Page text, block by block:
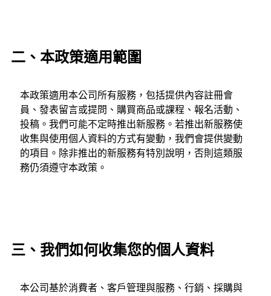
二、本政策適用範圍
本政策適用本公司所有服務，包括提供內容註冊會
員、發表留言或提問、購買商品或課程、報名活動、
投稿。我們可能不定時推出新服務。若推出新服務使
收集與使用個人資料的方式有變動，我們會提供變動
的項目。除非推出的新服務有特別說明，否則這類服
務仍須遵守本政策。
三、我們如何收集您的個人資料
本公司基於消費者、客戶管理與服務、行銷、採購與